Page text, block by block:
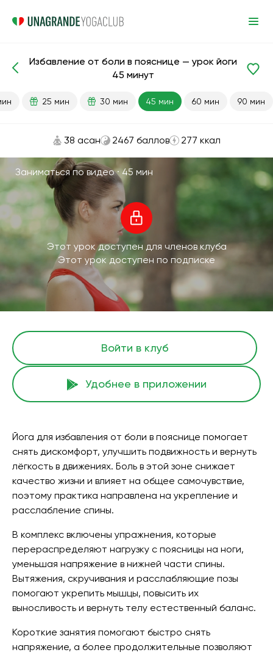
Поясница Спина
Избавление от боли в пояснице — урок йоги
45 минут
25 мин 30 мин 45 мин 60 мин 90 мин
38 асан 2467 баллов 277 ккал
Заниматься по видео ·45 мин
Этот урок доступен для членов клуба
Этот урок доступен по подписке
Войти в клуб
Удобнее в приложении
Йога для избавления от боли в пояснице помогает
снять дискомфорт, улучшить подвижность и вернуть
лёгкость в движениях. Боль в этой зоне снижает
качество жизни и влияет на общее самочувствие,
поэтому практика направлена на укрепление и
расслабление спины.
В комплекс включены упражнения, которые
перераспределяют нагрузку с поясницы на ноги,
уменьшая напряжение в нижней части спины.
Вытяжения, скручивания и расслабляющие позы
помогают укрепить мышцы, повысить их
выносливость и вернуть телу естественный баланс.
Короткие занятия помогают быстро снять
напряжение, а более продолжительные позволяют